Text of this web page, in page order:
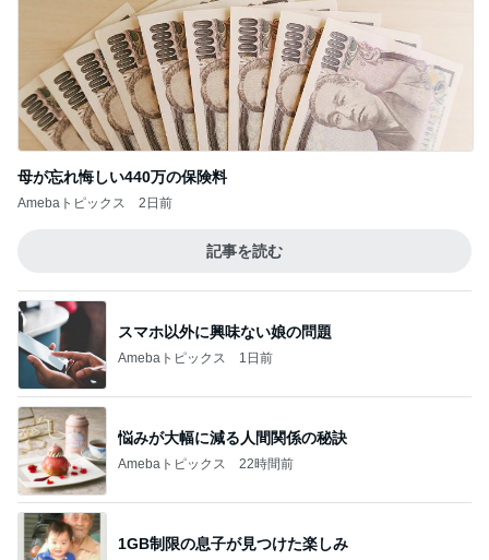
母が忘れ悔しい440万の保険料
Amebaトピックス 2日前
記事を読む
スマホ以外に興味ない娘の問題
Amebaトピックス 1日前
悩みが大幅に減る人間関係の秘訣
Amebaトピックス 22時間前
1GB制限の息子が見つけた楽しみ